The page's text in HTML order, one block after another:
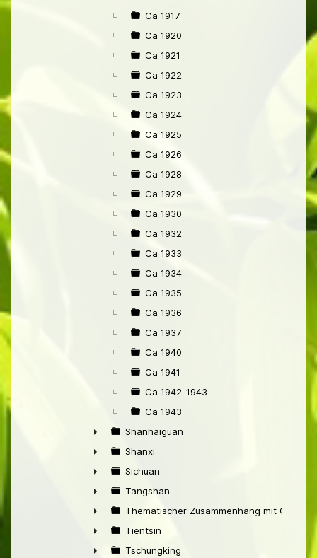
Ca 1917
Ca 1920
Ca 1921
Ca 1922
Ca 1923
Ca 1924
Ca 1925
Ca 1926
Ca 1928
Ca 1929
Ca 1930
Ca 1932
Ca 1933
Ca 1934
Ca 1935
Ca 1936
Ca 1937
Ca 1940
Ca 1941
Ca 1942-1943
Ca 1943
►
Shanhaiguan
►
Shanxi
►
Sichuan
►
Tangshan
►
Thematischer Zusammenhang mit China
►
Tientsin
Tschungking